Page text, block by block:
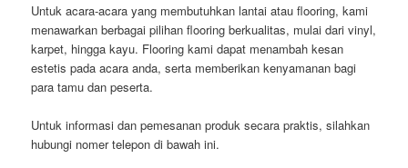
Untuk acara-acara yang membutuhkan lantai atau flooring, kami
menawarkan berbagai pilihan flooring berkualitas, mulai dari vinyl,
karpet, hingga kayu. Flooring kami dapat menambah kesan
estetis pada acara anda, serta memberikan kenyamanan bagi
para tamu dan peserta.
Untuk informasi dan pemesanan produk secara praktis, silahkan
hubungi nomer telepon di bawah ini.